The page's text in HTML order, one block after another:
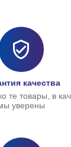
качества
те товары, в
уверены